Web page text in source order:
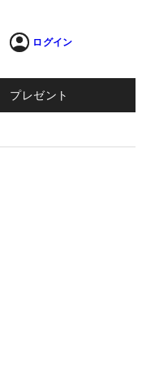
ログイン
プレゼント